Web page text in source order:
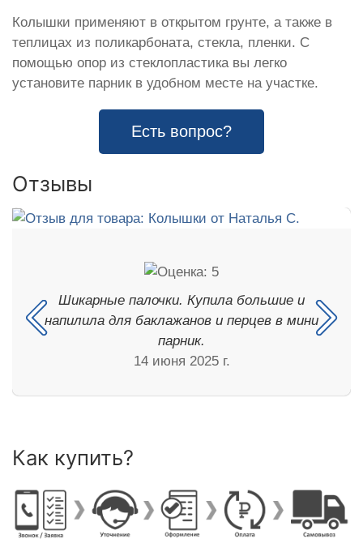
Колышки применяют в открытом грунте, а также в
теплицах из поликарбоната, стекла, пленки. С
помощью опор из стеклопластика вы легко
установите парник в удобном месте на участке.
Есть вопрос?
Отзывы
Шикарные палочки. Купила большие и
напилила для баклажанов и перцев в мини
парник.
14 июня 2025 г.
Как купить?